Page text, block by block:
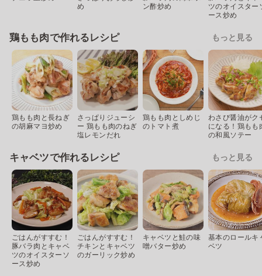
め
ン酢炒め
ツのオイスター
ース炒め
鶏もも肉で作れるレシピ もっと見る
鶏もも肉と長ねぎ
の胡麻マヨ炒め
さっぱりジューシ
ー 鶏もも肉のねぎ
塩レモンだれ
鶏もも肉としめじ
のトマト煮
わさび醤油がク
になる！鶏もも
の和風ソテー
キャベツで作れるレシピ もっと見る
ごはんがすすむ！
豚バラ肉とキャベ
ツのオイスターソ
ース炒め
ごはんがすすむ！
チキンとキャベツ
のガーリック炒め
キャベツと鮭の味
噌バター炒め
基本のロールキ
ベツ